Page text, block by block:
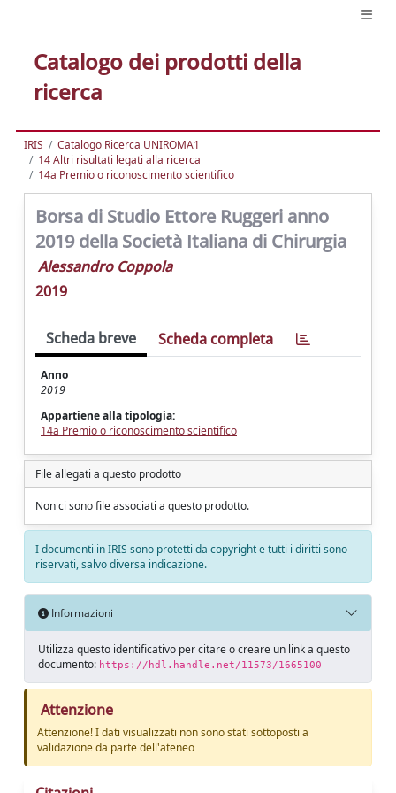
Catalogo dei prodotti della
ricerca
IRIS
Catalogo Ricerca UNIROMA1
14 Altri risultati legati alla ricerca
14a Premio o riconoscimento scientifico
Borsa di Studio Ettore Ruggeri anno
2019 della Società Italiana di Chirurgia
Alessandro Coppola
2019
Scheda breve Scheda completa
Anno
2019
Appartiene alla tipologia:
14a Premio o riconoscimento scientifico
File allegati a questo prodotto
Non ci sono file associati a questo prodotto.
I documenti in IRIS sono protetti da copyright e tutti i diritti sono
riservati, salvo diversa indicazione.
Informazioni
Utilizza questo identificativo per citare o creare un link a questo
documento: https://hdl.handle.net/11573/1665100
Attenzione
Attenzione! I dati visualizzati non sono stati sottoposti a
validazione da parte dell'ateneo